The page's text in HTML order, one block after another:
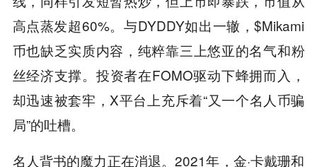
高点蒸发超60%。与DYDDY如出一辙，$Mikami
币也缺乏实质内容，纯粹靠三上悠亚的名气和粉
丝经济支撑。投资者在FOMO驱动下蜂拥而入，
却迅速被套牢，X平台上充斥着“又一个名人币骗
局”的吐槽。
名人背书的魔力正在消退。2021年，金·卡戴珊和